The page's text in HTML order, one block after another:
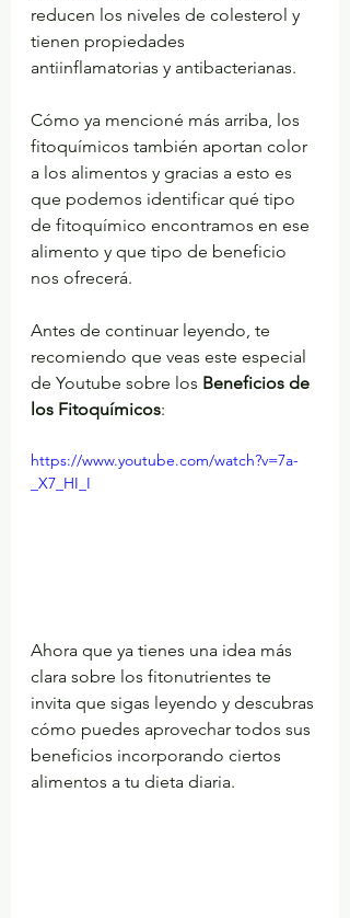
reducen los niveles de colesterol y
tienen propiedades
antiinflamatorias y antibacterianas.
Cómo ya mencioné más arriba, los
fitoquímicos también aportan color
a los alimentos y gracias a esto es
que podemos identificar qué tipo
de fitoquímico encontramos en ese
alimento y que tipo de beneficio
nos ofrecerá.
Antes de continuar leyendo, te
recomiendo que veas este especial
de Youtube sobre los Beneficios de
los Fitoquímicos:
https://www.youtube.com/watch?v=7a-
_X7_HI_I
Ahora que ya tienes una idea más
clara sobre los fitonutrientes te
invita que sigas leyendo y descubras
cómo puedes aprovechar todos sus
beneficios incorporando ciertos
alimentos a tu dieta diaria.